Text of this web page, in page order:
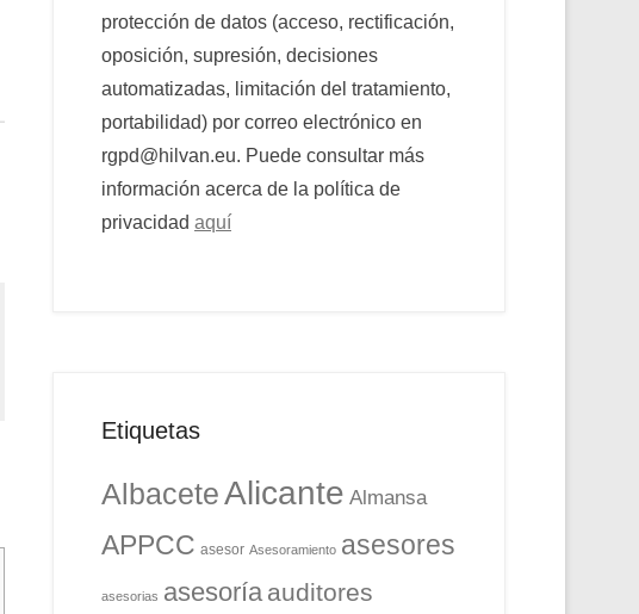
protección de datos (acceso, rectificación,
oposición, supresión, decisiones
automatizadas, limitación del tratamiento,
portabilidad) por correo electrónico en
rgpd@hilvan.eu. Puede consultar más
información acerca de la política de
privacidad aquí
Etiquetas
AlbaceteAlicante Almansa
APPCC asesor Asesoramiento asesores
asesorias asesoría auditores